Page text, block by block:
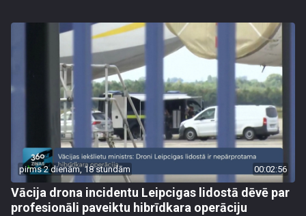
pirms 2 dienām, 18 stundām 00:02:56
Vācija drona incidentu Leipcigas lidostā dēvē par
profesionāli paveiktu hibrīdkara operāciju